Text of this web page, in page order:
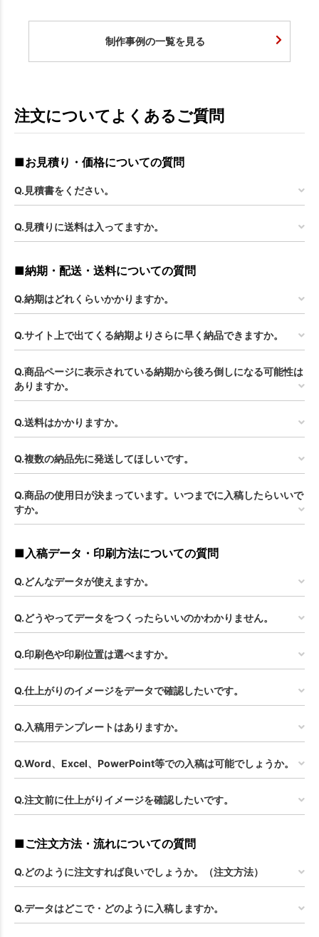
制作事例の一覧を見る
注文についてよくあるご質問
■お見積り・価格についての質問
Q.見積書をください。
Q.見積りに送料は入ってますか。
■納期・配送・送料についての質問
Q.納期はどれくらいかかりますか。
Q.サイト上で出てくる納期よりさらに早く納品できますか。
Q.商品ページに表示されている納期から後ろ倒しになる可能性は
ありますか。
Q.送料はかかりますか。
Q.複数の納品先に発送してほしいです。
Q.商品の使用日が決まっています。いつまでに入稿したらいいで
すか。
■入稿データ・印刷方法についての質問
Q.どんなデータが使えますか。
Q.どうやってデータをつくったらいいのかわかりません。
Q.印刷色や印刷位置は選べますか。
Q.仕上がりのイメージをデータで確認したいです。
Q.入稿用テンプレートはありますか。
Q.Word、Excel、PowerPoint等での入稿は可能でしょうか。
Q.注文前に仕上がりイメージを確認したいです。
■ご注文方法・流れについての質問
Q.どのように注文すれば良いでしょうか。（注文方法）
Q.データはどこで・どのように入稿しますか。